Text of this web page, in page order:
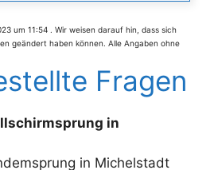
um 11:54 . Wir weisen darauf hin, dass sich
geändert haben können. Alle Angaben ohne
Fragen
in
in Michelstadt